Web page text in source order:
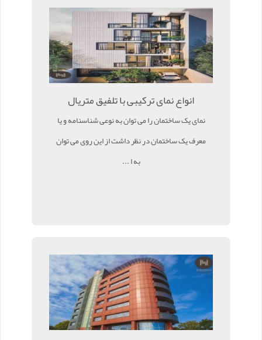
انواع نمای ترکیبی با تلفیق متریال
نمای یک ساختمان را می توان به نوعی شناسنامه و یا
معرف یک ساختمان در نظر داشت از این روی می توان
به ا ...